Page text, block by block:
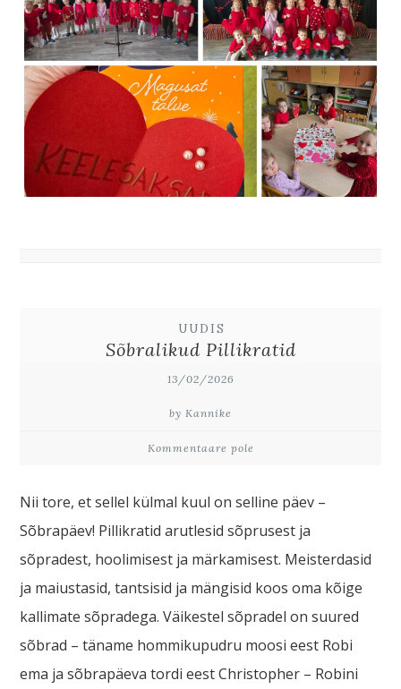
UUDIS
Sõbralikud Pillikratid
13/02/2026
by Kannike
Kommentaare pole
Nii tore, et sellel külmal kuul on selline päev –
Sõbrapäev! Pillikratid arutlesid sõprusest ja
sõpradest, hoolimisest ja märkamisest. Meisterdasid
ja maiustasid, tantsisid ja mängisid koos oma kõige
kallimate sõpradega. Väikestel sõpradel on suured
sõbrad – täname hommikupudru moosi eest Robi
ema ja sõbrapäeva tordi eest Christopher – Robini